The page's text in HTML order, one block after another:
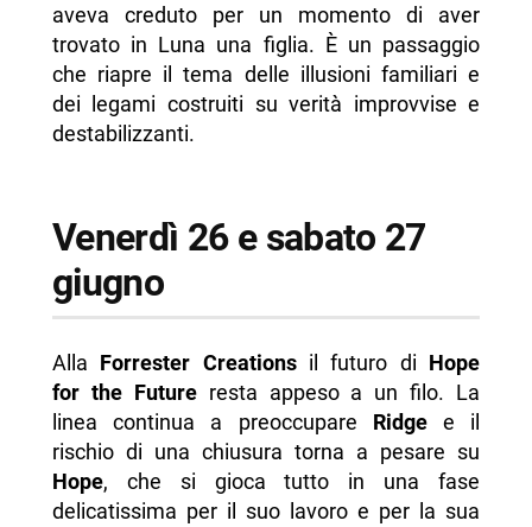
aveva creduto per un momento di aver
trovato in Luna una figlia. È un passaggio
che riapre il tema delle illusioni familiari e
dei legami costruiti su verità improvvise e
destabilizzanti.
Venerdì 26 e sabato 27
giugno
Alla Forrester Creationsil futuro di Hope
for the Futureresta appeso a un filo. La
linea continua a preoccupare Ridgee il
rischio di una chiusura torna a pesare su
Hope, che si gioca tutto in una fase
delicatissima per il suo lavoro e per la sua